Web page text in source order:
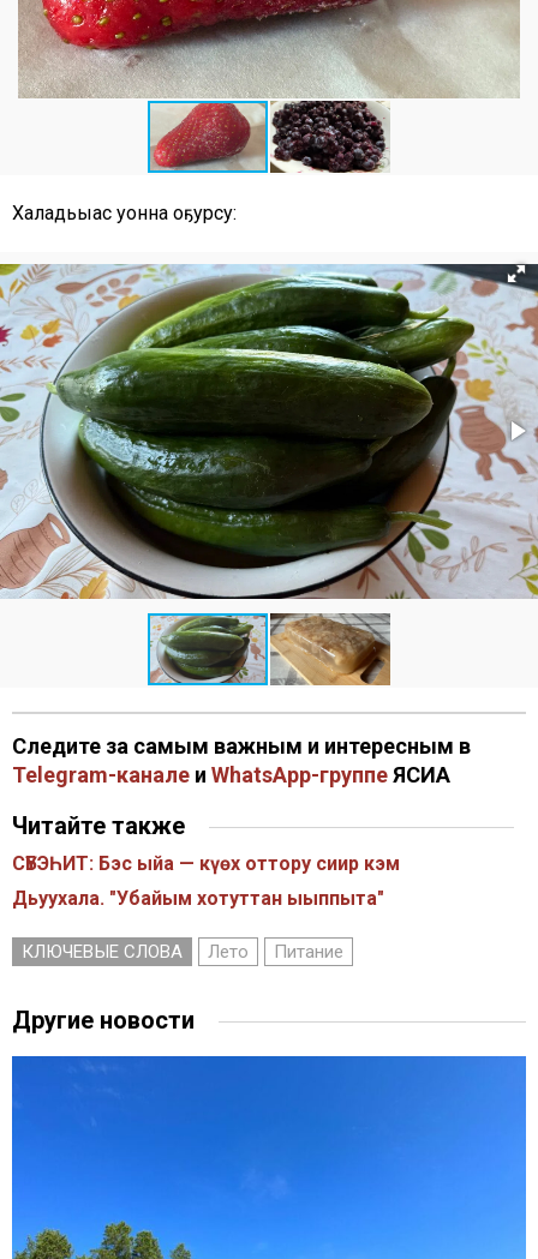
Халадьыас уонна оҕурсу:
Следите за самым важным и интересным в
Telegram-канале и WhatsApp-группеЯСИА
Читайте также
СҮБЭҺИТ: Бэс ыйа — күөх оттору сиир кэм
Дьуухала. "Убайым хотуттан ыыппыта"
КЛЮЧЕВЫЕ СЛОВА Лето Питание
Другие новости